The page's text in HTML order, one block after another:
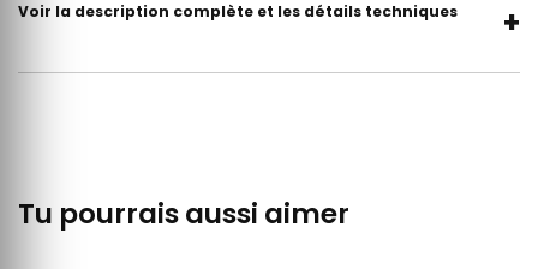
Voir la description complète et les détails techniques +
Tu pourrais aussi aimer